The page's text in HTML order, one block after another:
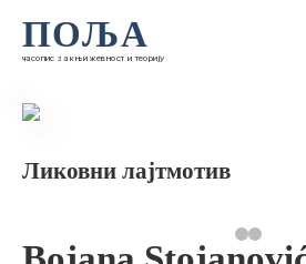
ПОЉА
часопис за књижевност и теорију
Ликовни лајтмотив